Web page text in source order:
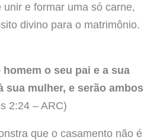
e formar uma só carne,
divino para o matrimônio.
o seu pai e a sua
sua mulher, e serão ambos
2:24 – ARC)
que o casamento não é